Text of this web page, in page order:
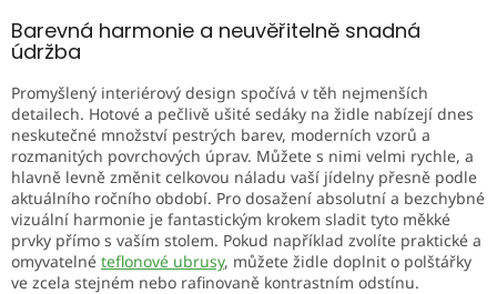
u
Barevná harmonie a neuvěřitelně snadná
údržba
Promyšlený interiérový design spočívá v těh nejmenších
detailech. Hotové a pečlivě ušité sedáky na židle nabízejí dnes
neskutečné množství pestrých barev, moderních vzorů a
rozmanitých povrchových úprav. Můžete s nimi velmi rychle, a
hlavně levně změnit celkovou náladu vaší jídelny přesně podle
aktuálního ročního období. Pro dosažení absolutní a bezchybné
vizuální harmonie je fantastickým krokem sladit tyto měkké
prvky přímo s vaším stolem. Pokud například zvolíte praktické a
omyvatelné teflonové ubrusy, můžete židle doplnit o polštářky
ve zcela stejném nebo rafinovaně kontrastním odstínu.